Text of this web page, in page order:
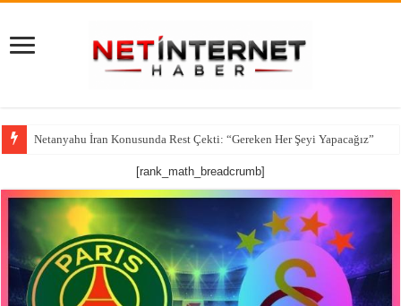
Netanyahu İran Konusunda Rest Çekti: “Gereken Her Şeyi Yapacağız”
CNN’den çarpıcı iddia: ABD’nin kritik füze stokları alarm veriyor
[rank_math_breadcrumb]